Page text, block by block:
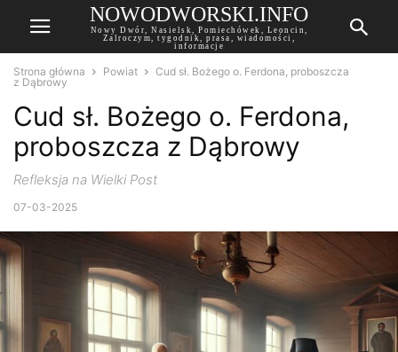
NOWODWORSKI.INFO
Nowy Dwór, Nasielsk, Pomiechówek, Leoncin,
Zalroczym, tygodnik, prasa, wiadomości,
informacje
Strona główna Powiat
Cud sł. Bożego o. Ferdona, proboszcza
z Dąbrowy
Cud sł. Bożego o. Ferdona,
proboszcza z Dąbrowy
Refleksja na Wielki Post
07-03-2025